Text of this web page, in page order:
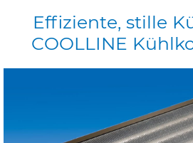
Effiziente, stille
COOLLINE